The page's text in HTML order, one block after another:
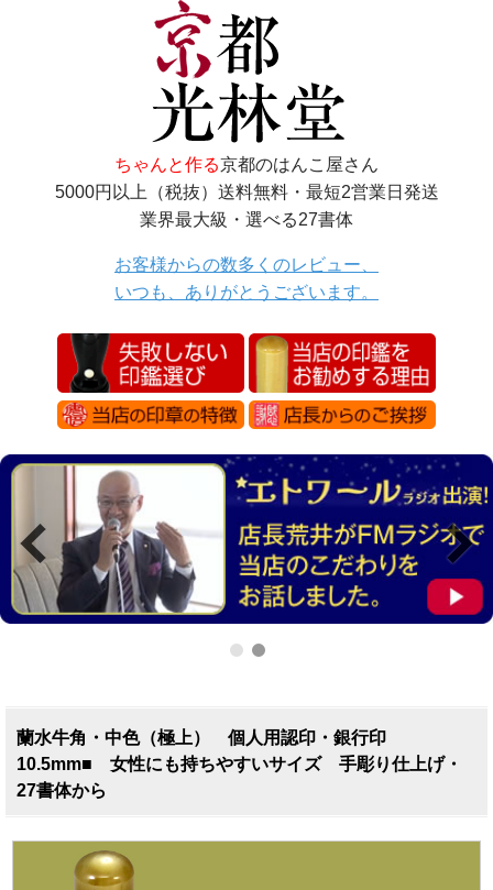
ちゃんと作る京都のはんこ屋さん
5000円以上（税抜）送料無料・最短2営業日発送
業界最大級・選べる27書体
お客様からの数多くのレビュー、
いつも、ありがとうございます。
蘭水牛角・中色（極上） 個人用認印・銀行印
10.5mm■ 女性にも持ちやすいサイズ 手彫り仕上げ・
27書体から